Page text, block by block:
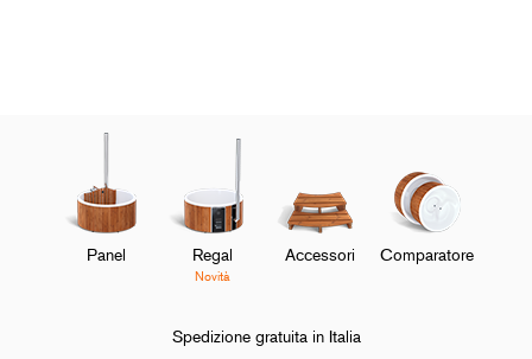
Panel Regal
Novità
Accessori Comparatore
Spedizione gratuita in Italia